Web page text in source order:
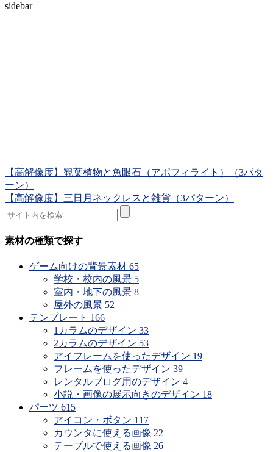
sidebar
【高解像度】観葉植物と魚眼石（アポフィライト）（3パタ
ーン）
【高解像度】三日月ネックレスと雑貨（3パターン）
素材の種類で探す
ゲーム向けの背景素材 65
学校・校内の風景 5
室内・地下の風景 8
屋外の風景 52
テンプレート 166
1カラムのデザイン 33
2カラムのデザイン 53
アイフレームを使ったデザイン 19
フレームを使ったデザイン 39
レンタルブログ用のデザイン 4
小説・画像の展示向きのデザイン 18
パーツ 615
アイコン・ボタン 117
カウンタに使える画像 22
テーブルで使える画像 26